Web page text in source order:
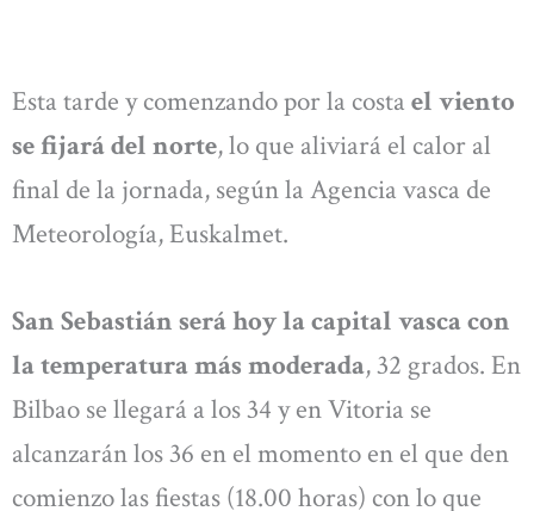
Esta tarde y comenzando por la costa el viento
se fijará del norte, lo que aliviará el calor al
final de la jornada, según la Agencia vasca de
Meteorología, Euskalmet.
San Sebastián será hoy la capital vasca con
la temperatura más moderada, 32 grados. En
Bilbao se llegará a los 34 y en Vitoria se
alcanzarán los 36 en el momento en el que den
comienzo las fiestas (18.00 horas) con lo que